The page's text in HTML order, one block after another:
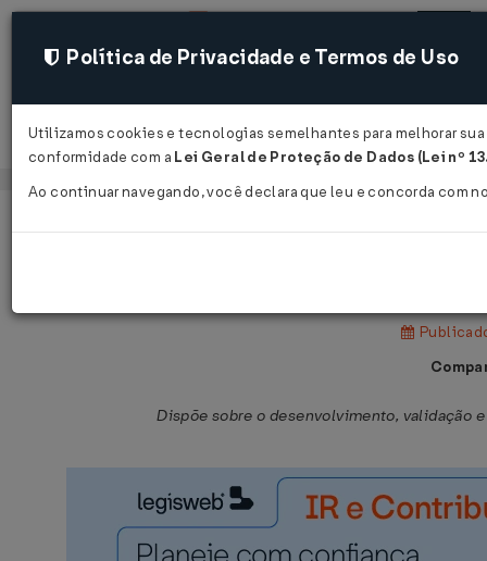
Acessar
Dispõe sobre o desenvolvimento, validação
Política de Privacidade e Termos de Uso
Utilizamos cookies e tecnologias semelhantes para melhorar
conformidade com a Lei Geral de Proteção de Dados (Lei nº
Ao continuar navegando, você declara que leu e concorda com